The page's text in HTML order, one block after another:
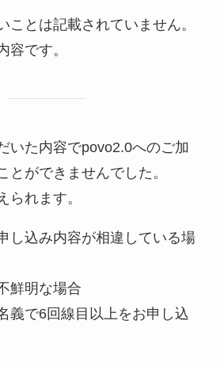
ことは記載されていません。
容です。
いた内容でpovo2.0へのご加
とができませんでした。
られます。
し込み内容が相違している場
鮮明な場合
義で6回線目以上をお申し込